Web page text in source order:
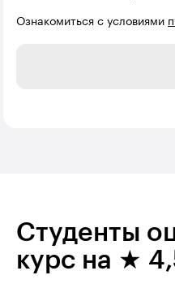
Ознакомиться с условиями
Студенты
курс на ★